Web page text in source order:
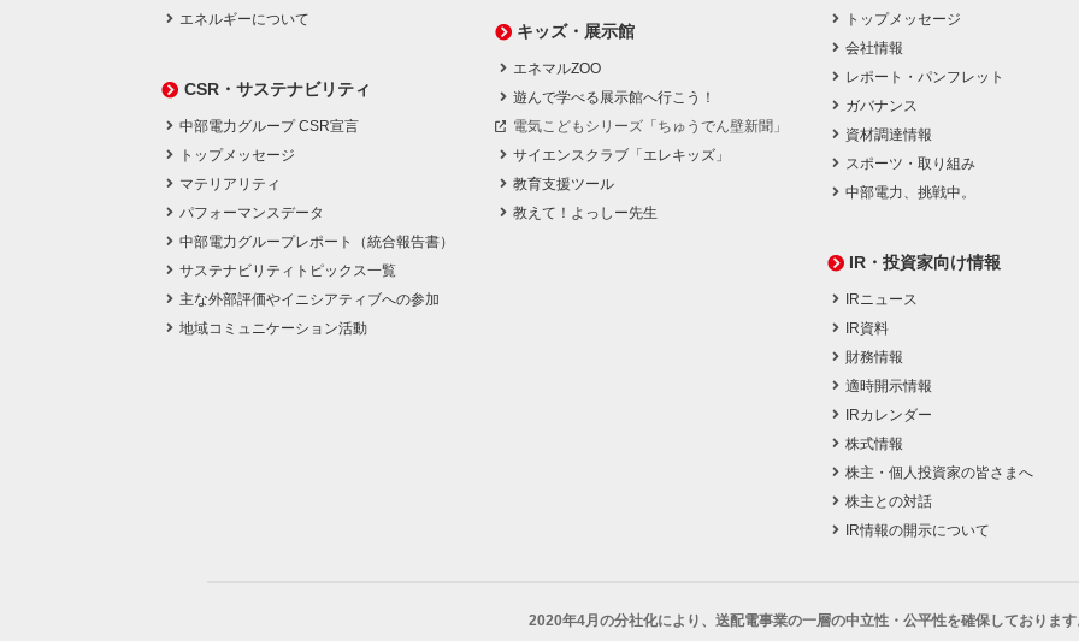
エネルギーについて
CSR・サステナビリティ
中部電力グループ CSR宣言
トップメッセージ
マテリアリティ
パフォーマンスデータ
中部電力グループレポート（統合報告書）
サステナビリティトピックス一覧
主な外部評価やイニシアティブへの参加
地域コミュニケーション活動
キッズ・展示館
エネマルZOO
遊んで学べる展示館へ行こう！
電気こどもシリーズ「ちゅうでん壁新聞」
サイエンスクラブ「エレキッズ」
教育支援ツール
教えて！よっしー先生
トップメッセージ
会社情報
レポート・パンフレット
ガバナンス
資材調達情報
スポーツ・取り組み
中部電力、挑戦中。
IR・投資家向け情報
IRニュース
IR資料
財務情報
適時開示情報
IRカレンダー
株式情報
株主・個人投資家の皆さまへ
株主との対話
IR情報の開示について
2020年4月の分社化により、 送配電事業の一層の中立性・公平性を確保しております